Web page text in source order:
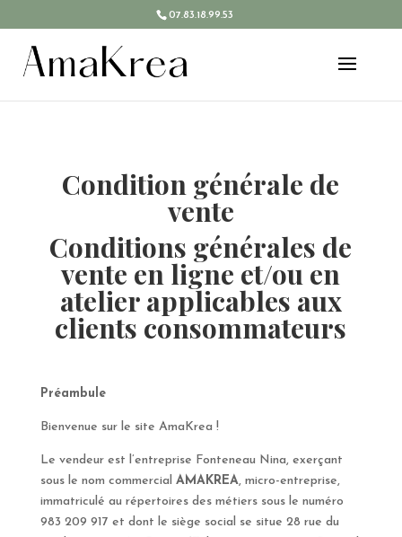
07.83.18.99.53
Condition générale de
vente
Conditions générales de
vente en ligne et/ou en
atelier applicables aux
clients consommateurs
Préambule
Bienvenue sur le site AmaKrea !
Le vendeur est l’entreprise Fonteneau Nina, exerçant
sous le nom commercial AMAKREA, micro-entreprise,
immatriculé au répertoires des métiers sous le numéro
983 209 917 et dont le siège social se situe 28 rue du